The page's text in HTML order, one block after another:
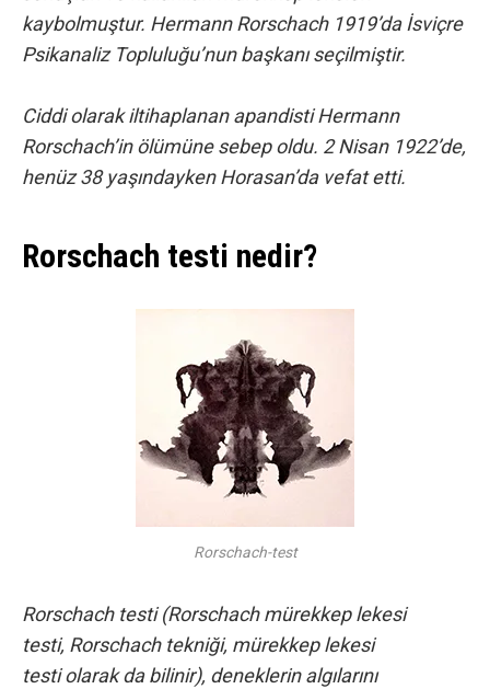
kaybolmuştur. Hermann Rorschach 1919’da İsviçre
Psikanaliz Topluluğu’nun başkanı seçilmiştir.
Ciddi olarak iltihaplanan apandisti Hermann
Rorschach’in ölümüne sebep oldu. 2 Nisan 1922’de,
henüz 38 yaşındayken Horasan’da vefat etti.
Rorschach testi nedir?
Rorschach-test
Rorschach testi (Rorschach mürekkep lekesi
testi, Rorschach tekniği, mürekkep lekesi
testi olarak da bilinir), deneklerin algılarını